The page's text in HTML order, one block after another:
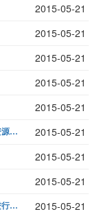
2015-05-21
2015-05-21
2015-05-21
2015-05-21
2015-05-21
农业部、山东省政府在莱州湾举行黄渤海区渔业资源增殖放流仪式... 2015-05-21
2015-05-21
2015-05-21
“齐鲁环保世纪行”记者团对胶州湾综合整治情况进行考察和采访... 2015-05-21